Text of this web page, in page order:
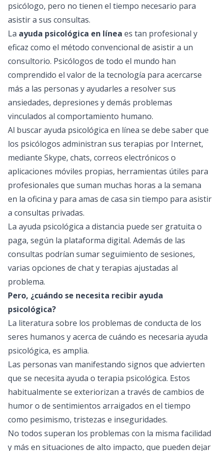
psicólogo, pero no tienen el tiempo necesario para
asistir a sus consultas.
La ayuda psicológica en línea es tan profesional y
eficaz como el método convencional de asistir a un
consultorio. Psicólogos de todo el mundo han
comprendido el valor de la tecnología para acercarse
más a las personas y ayudarles a resolver sus
ansiedades, depresiones y demás problemas
vinculados al comportamiento humano.
Al buscar ayuda psicológica en línea se debe saber que
los psicólogos administran sus terapias por Internet,
mediante Skype, chats, correos electrónicos o
aplicaciones móviles propias, herramientas útiles para
profesionales que suman muchas horas a la semana
en la oficina y para amas de casa sin tiempo para asistir
a consultas privadas.
La ayuda psicológica a distancia puede ser gratuita o
paga, según la plataforma digital. Además de las
consultas podrían sumar seguimiento de sesiones,
varias opciones de chat y terapias ajustadas al
problema.
Pero, ¿cuándo se necesita recibir ayuda
psicológica?
La literatura sobre los problemas de conducta de los
seres humanos y acerca de cuándo es necesaria ayuda
psicológica, es amplia.
Las personas van manifestando signos que advierten
que se necesita ayuda o terapia psicológica. Estos
habitualmente se exteriorizan a través de cambios de
humor o de sentimientos arraigados en el tiempo
como pesimismo, tristezas e inseguridades.
No todos superan los problemas con la misma facilidad
y más en situaciones de alto impacto, que pueden dejar